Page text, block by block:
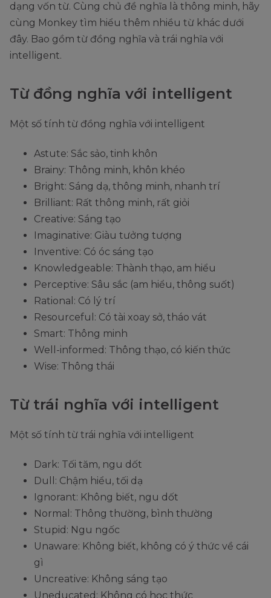
(tính từ)
Unintelligent
thông
minh,
không
không
hiểu
biết
unintelligent
man.
người đàn ông
yếu đuối và
kém thông
Intelligible
/ɪnˈtelɪdʒəbl/
Dễ
chúng tôi một
hiểu.)
Unintelligible
/ˌʌnɪn
ˈtelɪdʒəbl/
Khó
không
hiểu
unintelligible.
anh ấy thật khó
Adverb
từ)
/ɪn
ˈtelɪdʒəntli/
thông
minh
They are
incapable of
thinking
nghĩ thông
trị.)
spoke to us
dạng vốn từ. Cùng chủ đề nghĩa là thông minh, hãy
cùng Monkey tìm hiểu thêm nhiều từ khác dưới
đây. Bao gồm từ đồng nghĩa và trái nghĩa với
intelligent.
Từ đồng nghĩa với intelligent
Một số tính từ đồng nghĩa với intelligent
Astute: Sắc sảo, tinh khôn
Brainy: Thông minh, khôn khéo
Bright: Sáng dạ, thông minh, nhanh trí
Brilliant: Rất thông minh, rất giỏi
Creative: Sáng tạo
Imaginative: Giàu tưởng tượng
Inventive: Có óc sáng tạo
Knowledgeable: Thành thạo, am hiểu
Perceptive: Sâu sắc (am hiểu, thông suốt)
Rational: Có lý trí
Resourceful: Có tài xoay sở, tháo vát
Smart: Thông minh
Well-informed: Thông thạo, có kiến thức
Wise: Thông thái
Từ trái nghĩa với intelligent
Một số tính từ trái nghĩa với intelligent
Dark: Tối tăm, ngu dốt
Dull: Chậm hiểu, tối dạ
Ignorant: Không biết, ngu dốt
Normal: Thông thường, bình thường
Stupid: Ngu ngốc
Unaware: Không biết, không có ý thức về cái
gì
Uncreative: Không sáng tạo
Uneducated: Không có học thức